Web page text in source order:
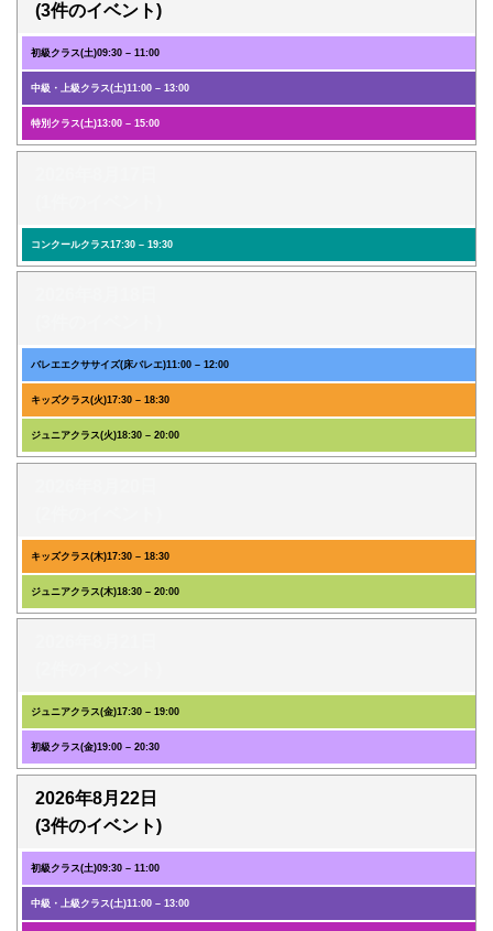
(3件のイベント)
初級クラス(土)09:30 – 11:00
中級・上級クラス(土)11:00 – 13:00
特別クラス(土)13:00 – 15:00
コンクールクラス17:30 – 19:30
バレエエクササイズ(床バレエ)11:00 – 12:00
キッズクラス(火)17:30 – 18:30
ジュニアクラス(火)18:30 – 20:00
キッズクラス(木)17:30 – 18:30
ジュニアクラス(木)18:30 – 20:00
ジュニアクラス(金)17:30 – 19:00
初級クラス(金)19:00 – 20:30
2026年8月22日
(3件のイベント)
初級クラス(土)09:30 – 11:00
中級・上級クラス(土)11:00 – 13:00